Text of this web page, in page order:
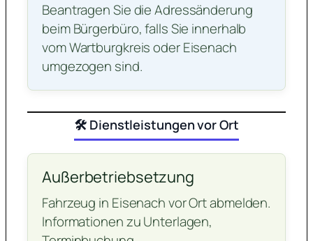
Beantragen Sie die Adressänderung
beim Bürgerbüro, falls Sie innerhalb
vom Wartburgkreis oder Eisenach
umgezogen sind.
🛠️ Dienstleistungen vor Ort
Außerbetriebsetzung
Fahrzeug in Eisenach vor Ort abmelden.
Informationen zu Unterlagen,